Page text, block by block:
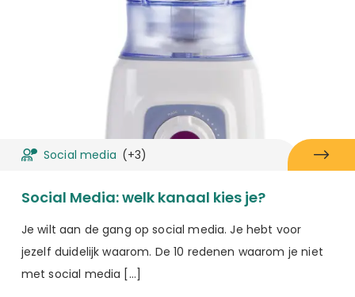
Social media (+3)
Social Media: welk kanaal kies je?
Je wilt aan de gang op social media. Je hebt voor
jezelf duidelijk waarom. De 10 redenen waarom je niet
met social media […]